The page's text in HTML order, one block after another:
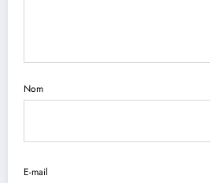
Nom
E-mail